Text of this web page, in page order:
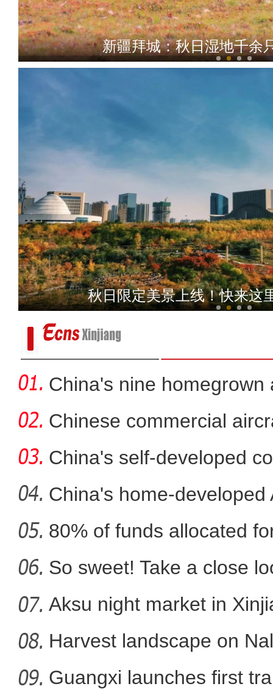
新疆拜城：秋日湿地千余
2023年新疆首趟香梨
新疆乌什县：22余万亩冬小
秋日限定美景上线！快来这
China's nine homegrown
in
Chinese commercial
fli
China's self-developed
co
China's home-
80% of funds allocated
So sweet! Take a close
Aksu night market in
Harvest landscape on
Guangxi launches first